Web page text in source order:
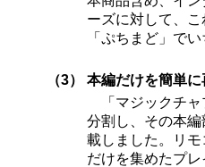
ーズに対して、
「ぷちまど」で
（3）
本編だけを簡単
「マジックチャ
分割し、その本
載しました。リ
だけを集めたプ